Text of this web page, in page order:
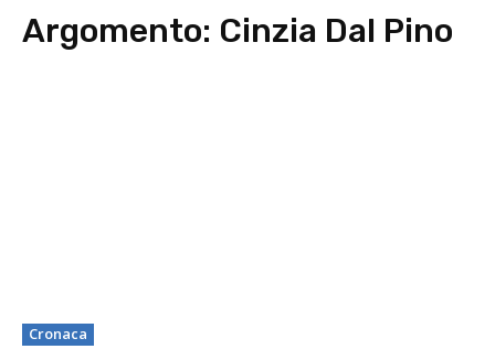
Argomento: Cinzia Dal Pino
Cronaca